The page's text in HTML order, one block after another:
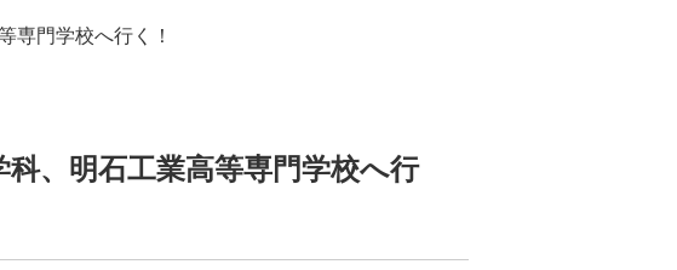
専門学校へ行く！
、明石工業高等専門学校へ行